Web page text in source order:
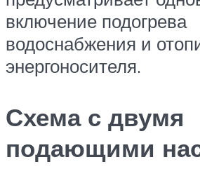
включение подогрева
водоснабжения и
энергоносителя.
Схема с двумя
подающими